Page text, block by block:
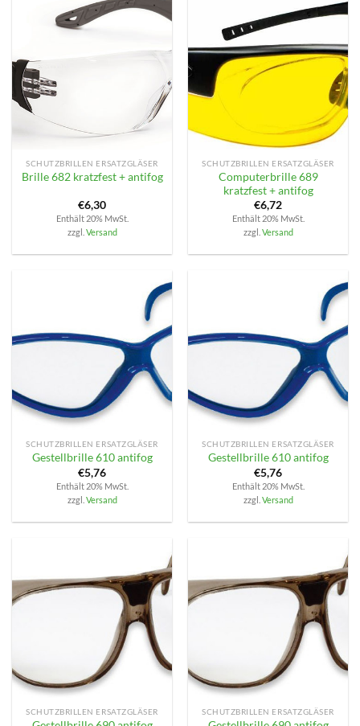
SCHUTZBRILLEN ERSATZGLÄSER
Brille 682 kratzfest + antifog
€6,30
Enthält 20% MwSt.
zzgl. Versand
SCHUTZBRILLEN ERSATZGLÄSER
Computerbrille 689
kratzfest + antifog
€6,72
Enthält 20% MwSt.
zzgl. Versand
SCHUTZBRILLEN ERSATZGLÄSER
Gestellbrille 610 antifog
€5,76
Enthält 20% MwSt.
zzgl. Versand
SCHUTZBRILLEN ERSATZGLÄSER
Gestellbrille 610 antifog
€5,76
Enthält 20% MwSt.
zzgl. Versand
SCHUTZBRILLEN ERSATZGLÄSER SCHUTZBRILLEN ERSATZGLÄSER